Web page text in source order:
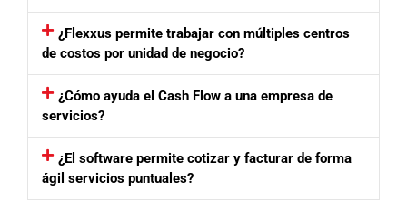
¿Flexxus permite trabajar con múltiples centros
de costos por unidad de negocio?
¿Cómo ayuda el Cash Flow a una empresa de
servicios?
¿El software permite cotizar y facturar de forma
ágil servicios puntuales?